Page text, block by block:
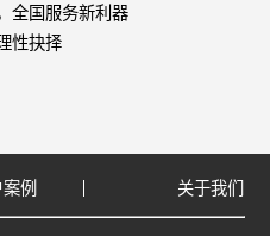
全国服务新利器
性抉择
例 关于我们